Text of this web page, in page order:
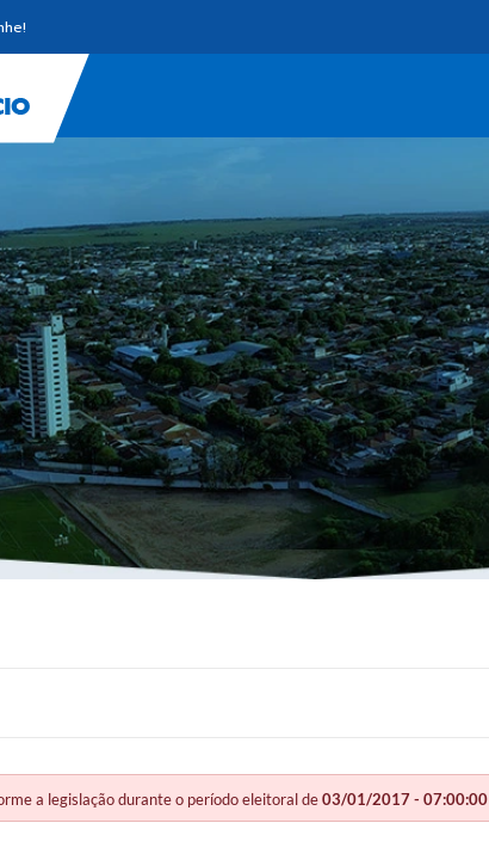
a legislação durante o período eleitoral de03/01/2017 - 07:00:00